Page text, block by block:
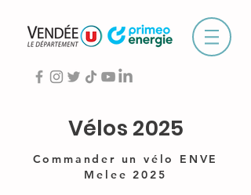
Vélos 2025
Commander un vélo ENVE
Melee 2025